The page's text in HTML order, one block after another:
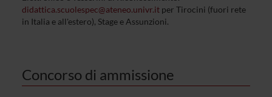
didattica.scuolespec@ateneo.univr.itper Tirocini (fuori rete
in Italia e all'estero), Stage e Assunzioni.
Concorso di ammissione